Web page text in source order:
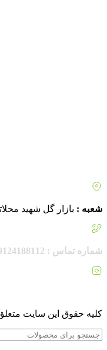
شعبه : بازار گل شهید محلاتی
شماره تماس : 09124188112 – 09102188112
کلیه حقوق این سایت